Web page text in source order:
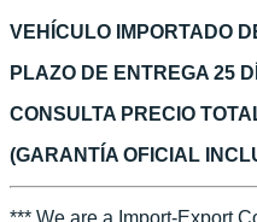
VEHÍCULO IMPORTADO
PLAZO DE ENTREGA 25
CONSULTA PRECIO
(GARANTÍA OFICIAL
*** We are a Import-Export